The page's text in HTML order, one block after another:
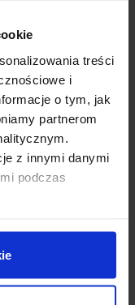
treści
i
o tym, jak
partnerom
z innymi danymi
podczas